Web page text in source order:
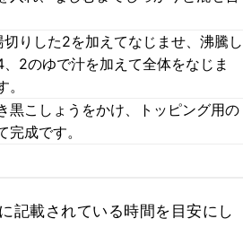
りした2を加えてなじませ、沸騰し
2のゆで汁を加えて全体をなじま
黒こしょうをかけ、トッピング用の
成です。
記載されている時間を目安にし